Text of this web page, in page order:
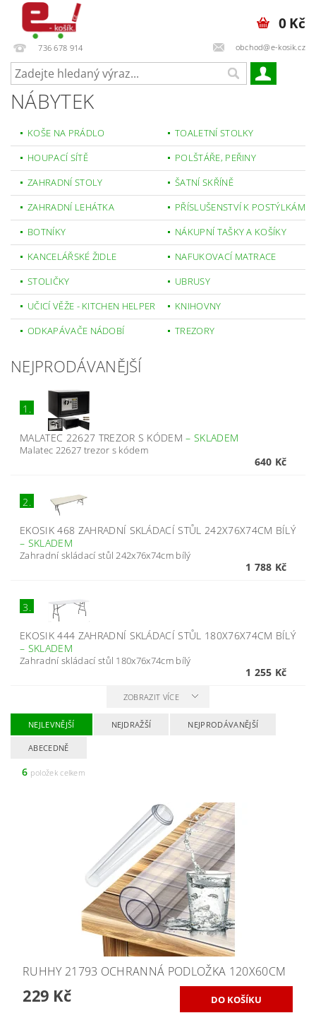
736 678 914 obchod@e-kosik.cz
0 Kč
NÁBYTEK
KOŠE NA PRÁDLO
TOALETNÍ STOLKY
HOUPACÍ SÍTĚ
POLŠTÁŘE, PEŘINY
ZAHRADNÍ STOLY
ŠATNÍ SKŘÍNĚ
ZAHRADNÍ LEHÁTKA
PŘÍSLUŠENSTVÍ K POSTÝLKÁM
BOTNÍKY
NÁKUPNÍ TAŠKY A KOŠÍKY
KANCELÁŘSKÉ ŽIDLE
NAFUKOVACÍ MATRACE
STOLIČKY
UBRUSY
UČICÍ VĚŽE - KITCHEN HELPER
KNIHOVNY
ODKAPÁVAČE NÁDOBÍ
TREZORY
NEJPRODÁVANĚJŠÍ
1.
MALATEC 22627 TREZOR S KÓDEM–SKLADEM
Malatec 22627 trezor s kódem
640 Kč
2.
EKOSIK 468 ZAHRADNÍ SKLÁDACÍ STŮL 242X76X74CM BÍLÝ
– SKLADEM
Zahradní skládací stůl 242x76x74cm bílý
1 788 Kč
3.
EKOSIK 444 ZAHRADNÍ SKLÁDACÍ STŮL 180X76X74CM BÍLÝ
– SKLADEM
Zahradní skládací stůl 180x76x74cm bílý
1 255 Kč
ZOBRAZIT VÍCE
NEJLEVNĚJŠÍ NEJDRAŽŠÍ NEJPRODÁVANĚJŠÍ
ABECEDNĚ
6 položek celkem
RUHHY 21793 OCHRANNÁ PODLOŽKA 120X60CM
229 Kč